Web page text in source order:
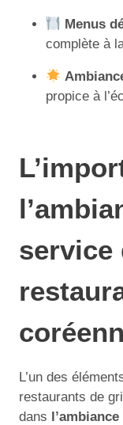
Menus
complète à
propice à
service
L’un des
restaurants de
dans l’ambiance